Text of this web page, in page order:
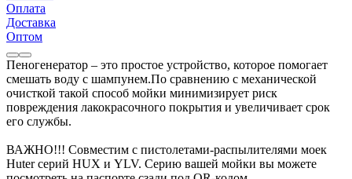
Оплата
Доставка
Оптом
Пеногенератор – это простое устройство, которое помогает
смешать воду с шампунем.По сравнению с механической
очисткой такой способ мойки минимизирует риск
повреждения лакокрасочного покрытия и увеличивает срок
его службы.
ВАЖНО!!! Совместим с пистолетами-распылителями моек
Huter серий HUX и YLV. Серию вашей мойки вы можете